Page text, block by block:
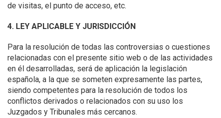
de visitas, el punto de acceso, etc.
4. LEY APLICABLE Y JURISDICCIÓN
Para la resolución de todas las controversias o cuestiones
relacionadas con el presente sitio web o de las actividades
en él desarrolladas, será de aplicación la legislación
española, a la que se someten expresamente las partes,
siendo competentes para la resolución de todos los
conflictos derivados o relacionados con su uso los
Juzgados y Tribunales más cercanos.